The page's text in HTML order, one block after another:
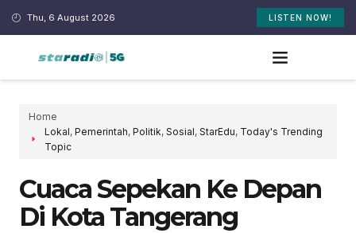
Thu, 6 August 2026 LISTEN NOW!
Home
Lokal, Pemerintah, Politik, Sosial, StarEdu, Today's Trending
Topic
Cuaca Sepekan Ke Depan
Di Kota Tangerang